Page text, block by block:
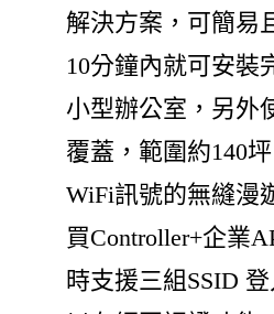
解決方案，可簡易
10分鐘內就可安裝
小型辦公室，另外
覆蓋，範圍約140
WiFi訊號的無縫漫
買Controller+企業
時支援三組SSID